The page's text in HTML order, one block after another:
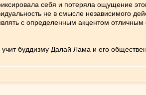
себя и потеряла ощущение
не в смысле независимого
с определенным акцентом отличным
буддизму Далай Лама и его